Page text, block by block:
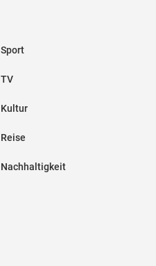
Sport
TV
Kultur
Reise
Nachhaltigkeit